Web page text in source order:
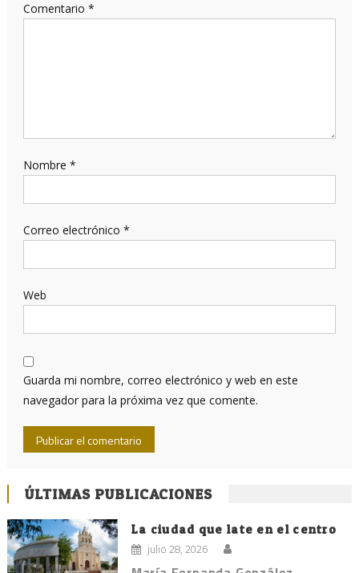
Comentario *
Nombre *
Correo electrónico *
Web
Guarda mi nombre, correo electrónico y web en este
navegador para la próxima vez que comente.
ÚLTIMAS PUBLICACIONES
La ciudad que late en el centro
julio 28, 2026